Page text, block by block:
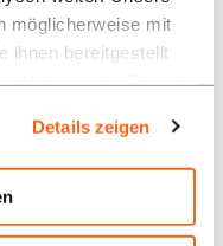
möglicherweise mit
ihnen bereitgestellt
Details zeigen
in
Branchen